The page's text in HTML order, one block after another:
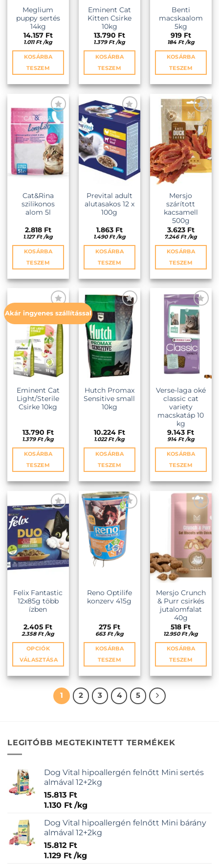
Meglium
puppy sertés
14kg
14.157 Ft
1.011Ft /kg
KOSÁRBA
TESZEM
Eminent Cat
Kitten Csirke
10kg
13.790 Ft
1.379 Ft /kg
KOSÁRBA
TESZEM
Benti
macskaalom
5kg
919 Ft
184 Ft /kg
KOSÁRBA
TESZEM
KEDVENCEKHEZ
Cat&Rina
szilikonos
alom 5l
2.818 Ft
1.127Ft /kg
KOSÁRBA
TESZEM
KEDVENCEKHEZ
Prevital adult
alutasakos 12 x
100g
1.863 Ft
1.490Ft /kg
KOSÁRBA
TESZEM
KEDVENCEKHEZ
Mersjo
szárított
kacsamell
500g
3.623 Ft
7.246 Ft /kg
KOSÁRBA
TESZEM
Akár ingyenes szállítással
Eminent Cat
Light/Sterile
Csirke 10kg
13.790 Ft
1.379 Ft /kg
KOSÁRBA
TESZEM
KEDVENCEKHEZ
Hutch Promax
Sensitive small
10kg
10.224 Ft
1.022Ft /kg
KOSÁRBA
TESZEM
KEDVENCEKHEZ
Verse-laga oké
classic cat
variety
macskatáp 10
kg
9.143 Ft
914 Ft /kg
KOSÁRBA
TESZEM
KEDVENCEKHEZ
Felix Fantastic
12x85g több
ízben
2.405 Ft
2.358 Ft /kg
OPCIÓK
VÁLASZTÁSA
a
terméknek
változatok
választhatók
KEDVENCEKHEZ
Reno Optilife
konzerv 415g
275 Ft
663 Ft /kg
KOSÁRBA
TESZEM
KEDVENCEKHEZ
Mersjo Crunch
& Purr csirkés
jutalomfalat
40g
518 Ft
12.950Ft /kg
KOSÁRBA
TESZEM
1 2 3 4 5
LEGITÓBB MEGTEKINTETT TERMÉKEK
Dog Vital hipoallergén felnőtt Mini sertés
almával 12+2kg
15.813 Ft
1.130 Ft /kg
Dog Vital hipoallergén felnőtt Mini bárány
almával 12+2kg
15.812 Ft
1.129 Ft /kg